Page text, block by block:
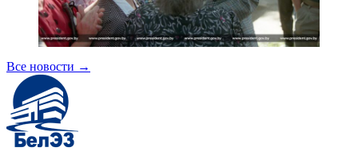
Все новости →